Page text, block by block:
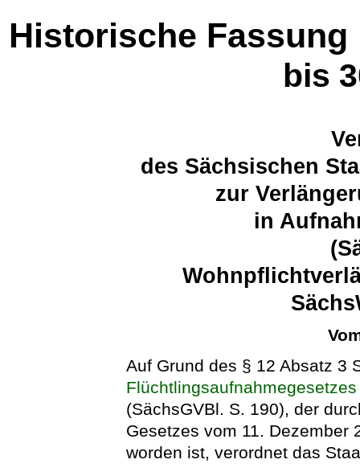
Historische Fassung
bis
des Sächsischen
zur
in
Auf Grund des § 12 Absatz 3
Flüchtlingsaufnahmegesetzes
(SächsGVBl. S. 190), der
Gesetzes vom 11. Dezember
worden ist, verordnet das